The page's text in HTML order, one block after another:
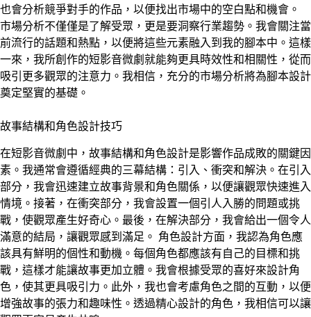
也會分析競爭對手的作品，以便找出市場中的空白點和機會。
市場分析不僅僅是了解受眾，更是要洞察行業趨勢。我會關注當
前流行的話題和熱點，以便將這些元素融入到我的腳本中。這樣
一來，我所創作的短影音微劇就能夠更具時效性和相關性，從而
吸引更多觀眾的注意力。我相信，充分的市場分析將為腳本設計
奠定堅實的基礎。
故事結構和角色設計技巧
在短影音微劇中，故事結構和角色設計是影響作品成敗的關鍵因
素。我通常會遵循經典的三幕結構：引入、衝突和解決。在引入
部分，我會迅速建立故事背景和角色關係，以便讓觀眾快速進入
情境。接著，在衝突部分，我會設置一個引人入勝的問題或挑
戰，使觀眾產生好奇心。最後，在解決部分，我會給出一個令人
滿意的結局，讓觀眾感到滿足。 角色設計方面，我認為角色應
該具有鮮明的個性和動機。每個角色都應該有自己的目標和挑
戰，這樣才能讓故事更加立體。我會根據受眾的喜好來設計角
色，使其更具吸引力。此外，我也會考慮角色之間的互動，以便
增強故事的張力和趣味性。透過精心設計的角色，我相信可以讓